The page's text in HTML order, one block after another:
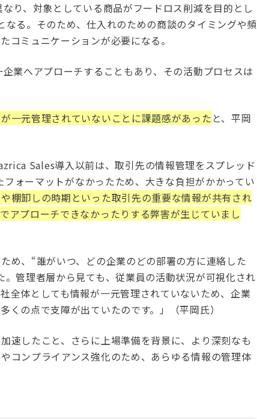
り、対象としている商品がフードロス削減を目的とし
る。そのため、仕入れのための商談のタイミングや頻
コミュニケーションが必要になる。
業へアプローチすることもあり、その活動プロセスは
一元管理されていないことに課題感があった と、平岡
Sales導入以前は、取引先の情報管理をスプレッド
ォーマットがなかったため、大きな負担がかかってい
棚卸しの時期といった取引先の重要な情報が共有され
アプローチできなかったりする弊害が生じていまし
め、“誰がいつ、どの企業のどの部署の方に連絡した
管理者層から見ても、従業員の活動状況が可視化され
全体としても情報が一元管理されていないため、企業
の点で支障が出ていたのです。」（平岡氏）
速したこと、さらに上場準備を背景に、より深刻なも
コンプライアンス強化のため、あらゆる情報の管理体